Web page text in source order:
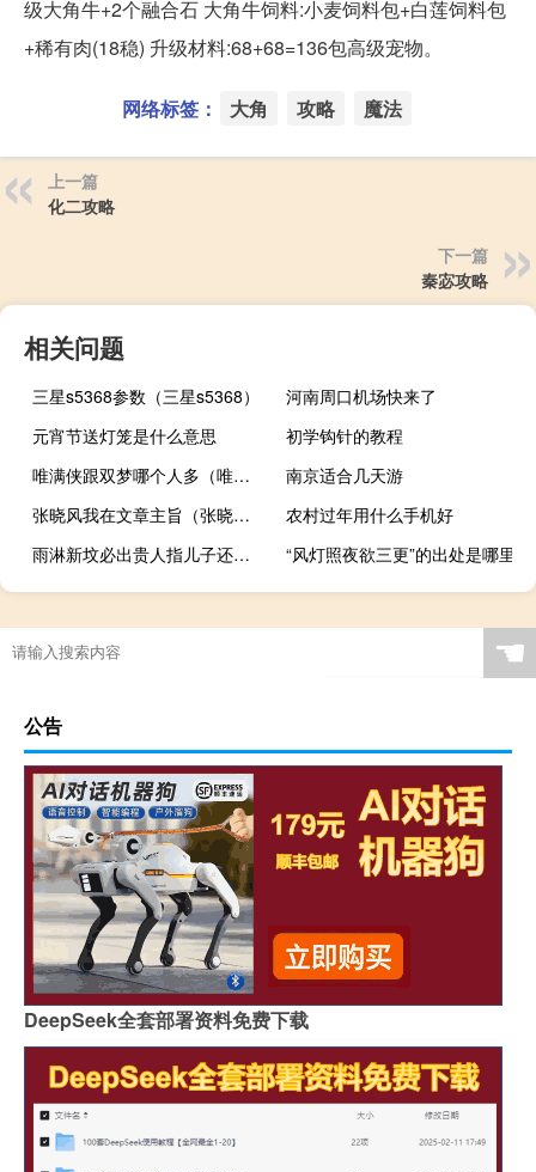
级大角牛+2个融合石 大角牛饲料:小麦饲料包+白莲饲料包
+稀有肉(18稳) 升级材料:68+68=136包高级宠物。
网络标签： 大角 攻略 魔法
上一篇
化二攻略
下一篇
秦宓攻略
相关问题
三星s5368参数（三星s5368）
河南周口机场快来了
元宵节送灯笼是什么意思
初学钩针的教程
唯满侠跟双梦哪个人多（唯满侠）
南京适合几天游
张晓风我在文章主旨（张晓风 我在）
农村过年用什么手机好
雨淋新坟必出贵人指儿子还是孙子
“风灯照夜欲三更”的出处是哪里
☚
公告
DeepSeek全套部署资料免费下载